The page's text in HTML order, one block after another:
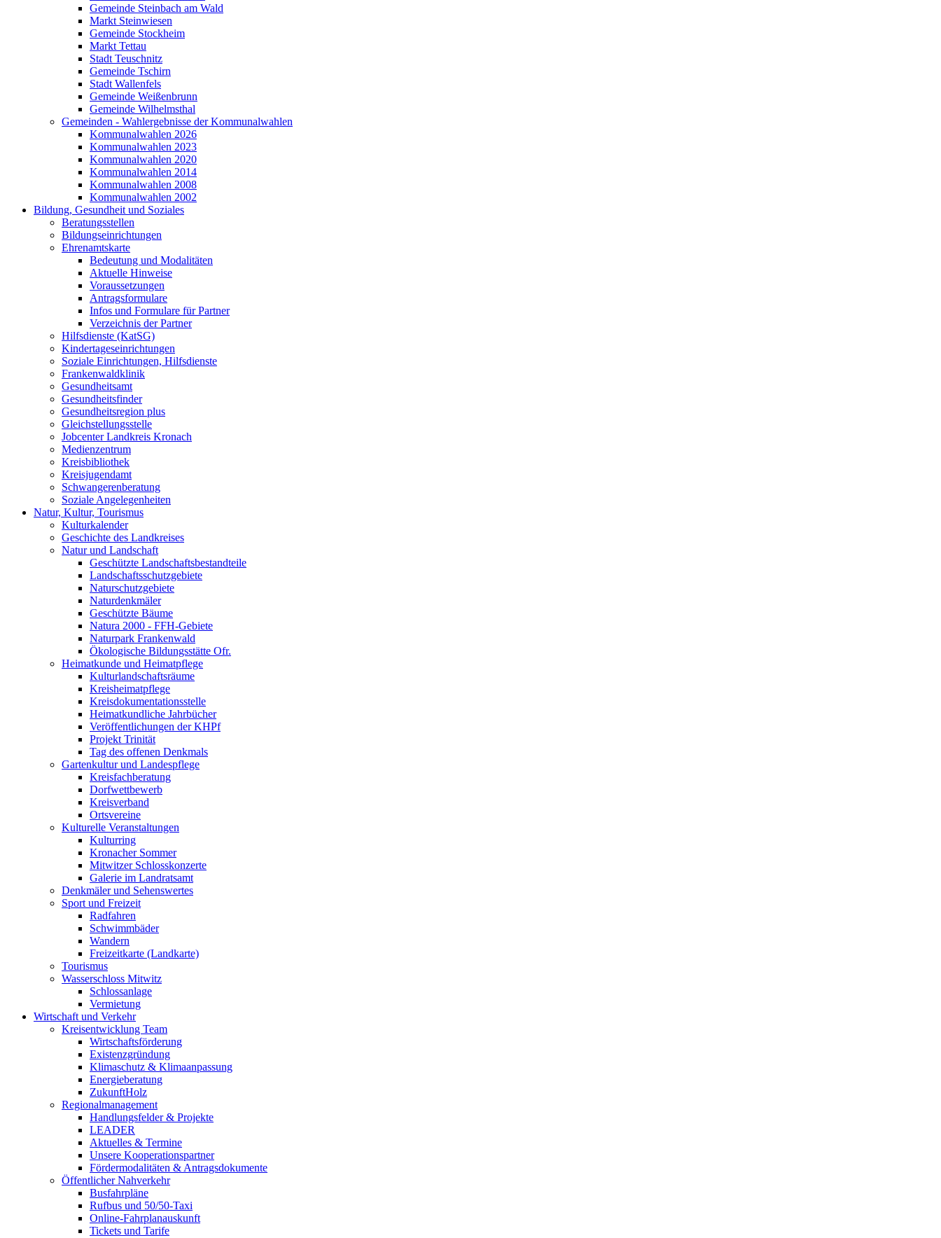
Gemeinde Steinbach am Wald
Markt Steinwiesen
Gemeinde Stockheim
Markt Tettau
Stadt Teuschnitz
Gemeinde Tschirn
Stadt Wallenfels
Gemeinde Weißenbrunn
Gemeinde Wilhelmsthal
Gemeinden - Wahlergebnisse der Kommunalwahlen
Kommunalwahlen 2026
Kommunalwahlen 2023
Kommunalwahlen 2020
Kommunalwahlen 2014
Kommunalwahlen 2008
Kommunalwahlen 2002
Bildung, Gesundheit und Soziales
Beratungsstellen
Bildungseinrichtungen
Ehrenamtskarte
Bedeutung und Modalitäten
Aktuelle Hinweise
Voraussetzungen
Antragsformulare
Infos und Formulare für Partner
Verzeichnis der Partner
Hilfsdienste (KatSG)
Kindertageseinrichtungen
Soziale Einrichtungen, Hilfsdienste
Frankenwaldklinik
Gesundheitsamt
Gesundheitsfinder
Gesundheitsregion plus
Gleichstellungsstelle
Jobcenter Landkreis Kronach
Medienzentrum
Kreisbibliothek
Kreisjugendamt
Schwangerenberatung
Soziale Angelegenheiten
Natur, Kultur, Tourismus
Kulturkalender
Geschichte des Landkreises
Natur und Landschaft
Geschützte Landschaftsbestandteile
Landschaftsschutzgebiete
Naturschutzgebiete
Naturdenkmäler
Geschützte Bäume
Natura 2000 - FFH-Gebiete
Naturpark Frankenwald
Ökologische Bildungsstätte Ofr.
Heimatkunde und Heimatpflege
Kulturlandschaftsräume
Kreisheimatpflege
Kreisdokumentationsstelle
Heimatkundliche Jahrbücher
Veröffentlichungen der KHPf
Projekt Trinität
Tag des offenen Denkmals
Gartenkultur und Landespflege
Kreisfachberatung
Dorfwettbewerb
Kreisverband
Ortsvereine
Kulturelle Veranstaltungen
Kulturring
Kronacher Sommer
Mitwitzer Schlosskonzerte
Galerie im Landratsamt
Denkmäler und Sehenswertes
Sport und Freizeit
Radfahren
Schwimmbäder
Wandern
Freizeitkarte (Landkarte)
Tourismus
Wasserschloss Mitwitz
Schlossanlage
Vermietung
Wirtschaft und Verkehr
Kreisentwicklung Team
Wirtschaftsförderung
Existenzgründung
Klimaschutz & Klimaanpassung
Energieberatung
ZukunftHolz
Regionalmanagement
Handlungsfelder & Projekte
LEADER
Aktuelles & Termine
Unsere Kooperationspartner
Fördermodalitäten & Antragsdokumente
Öffentlicher Nahverkehr
Busfahrpläne
Rufbus und 50/50-Taxi
Online-Fahrplanauskunft
Tickets und Tarife